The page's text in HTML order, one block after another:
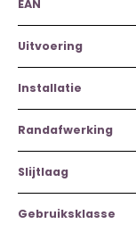
EAN
Uitvoering
Installatie
Randafwerking
Slijtlaag
Gebruiksklasse